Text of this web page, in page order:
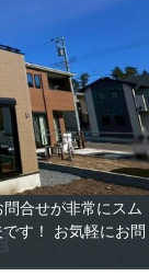
合せが非常にスム
す！ お気軽にお問